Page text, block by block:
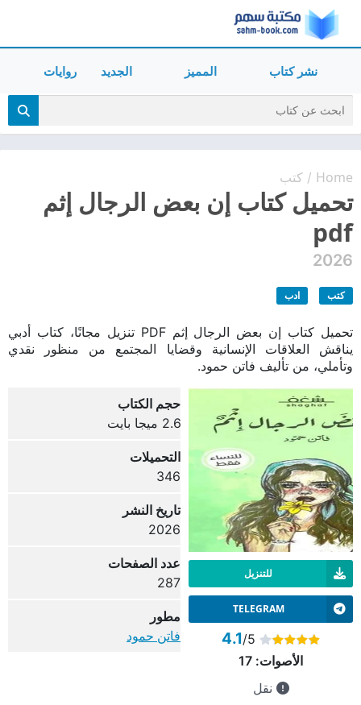
نشر كتاب المميز الجديد روايات
Home
/ كتب
تحميل كتاب إن بعض الرجال إثم
pdf
2026
كتب ادب
تحميل كتاب إن بعض الرجال إثم PDF تنزيل مجانًا، كتاب أدبي
يناقش العلاقات الإنسانية وقضايا المجتمع من منظور نقدي
وتأملي، من تأليف فاتن حمود.
للتنزيل
TELEGRAM
4.1/5
الأصوات: 17
نقل
حجم الكتاب
2.6 ميجا بايت
التحميلات
346
تاريخ النشر
2026
عدد الصفحات
287
مطور
فاتن حمود